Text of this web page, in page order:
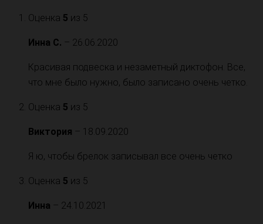
Оценка 5 из 5
Инна С. – 26.06.2020
Красивая подвеска и незаметный диктофон. Все,
что мне было нужно, было записано очень четко.
Оценка 5 из 5
Виктория – 18.09.2020
Я ю, чтобы брелок записывал все очень четко
Оценка 5 из 5
Инна – 24.10.2021